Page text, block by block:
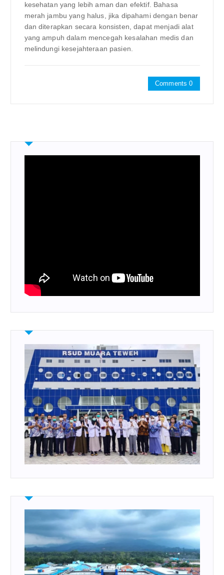
kesehatan yang lebih aman dan efektif. Bahasa
merah jambu yang halus, jika dipahami dengan benar
dan diterapkan secara konsisten, dapat menjadi alat
yang ampuh dalam mencegah kesalahan medis dan
melindungi kesejahteraan pasien.
Comments 0